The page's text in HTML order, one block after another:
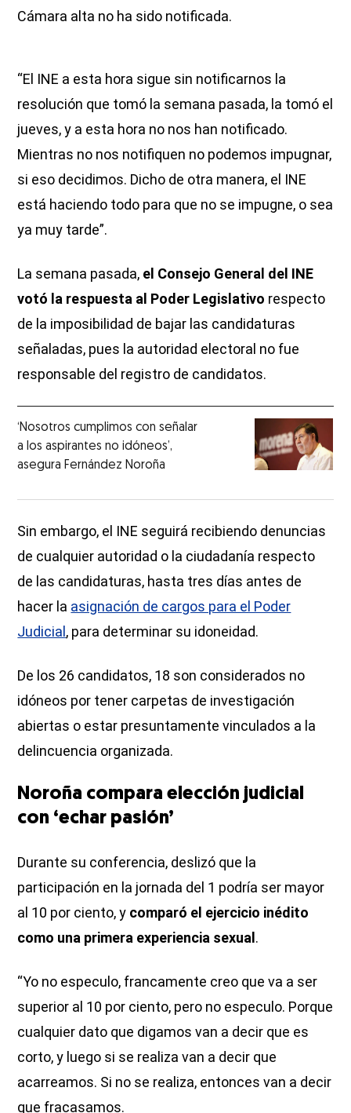
Cámara alta no ha sido notificada.
“El INE a esta hora sigue sin notificarnos la
resolución que tomó la semana pasada, la tomó el
jueves, y a esta hora no nos han notificado.
Mientras no nos notifiquen no podemos impugnar,
si eso decidimos. Dicho de otra manera, el INE
está haciendo todo para que no se impugne, o sea
ya muy tarde”.
La semana pasada, el Consejo General del INE
votó la respuesta al Poder Legislativo respecto
de la imposibilidad de bajar las candidaturas
señaladas, pues la autoridad electoral no fue
responsable del registro de candidatos.
‘Nosotros cumplimos con señalar
a los aspirantes no idóneos’,
asegura Fernández Noroña
Sin embargo, el INE seguirá recibiendo denuncias
de cualquier autoridad o la ciudadanía respecto
de las candidaturas, hasta tres días antes de
hacer la asignación de cargos para el Poder
Judicial, para determinar su idoneidad.
De los 26 candidatos, 18 son considerados no
idóneos por tener carpetas de investigación
abiertas o estar presuntamente vinculados a la
delincuencia organizada.
Noroña compara elección judicial
con ‘echar pasión’
Durante su conferencia, deslizó que la
participación en la jornada del 1 podría ser mayor
al 10 por ciento, y comparó el ejercicio inédito
como una primera experiencia sexual.
“Yo no especulo, francamente creo que va a ser
superior al 10 por ciento, pero no especulo. Porque
cualquier dato que digamos van a decir que es
corto, y luego si se realiza van a decir que
acarreamos. Si no se realiza, entonces van a decir
que fracasamos.